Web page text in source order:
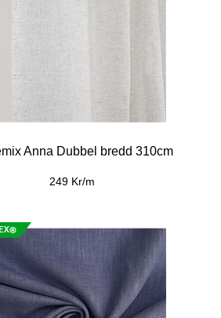
Anna Dubbel bredd 310cm
249 Kr/m